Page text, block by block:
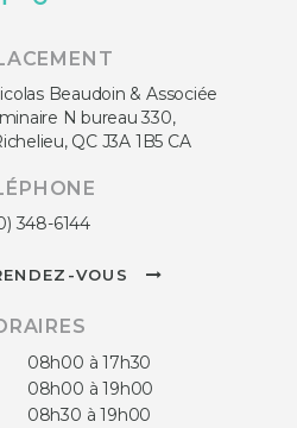
Beaudoin & Associée
N bureau 330
QC J3A 1B5 CA
348-6144
VOUS
08h00 à 17h30
08h00 à 19h00
08h30 à 19h00